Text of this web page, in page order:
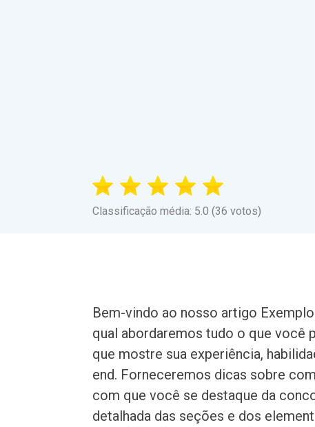
Classificação média: 5.0 (36 votos)
Bem-vindo ao nosso artigo
qual abordaremos tudo o que você
que mostre sua experiência,
end. Forneceremos dicas sobre
com que você se destaque da
detalhada das seções e dos